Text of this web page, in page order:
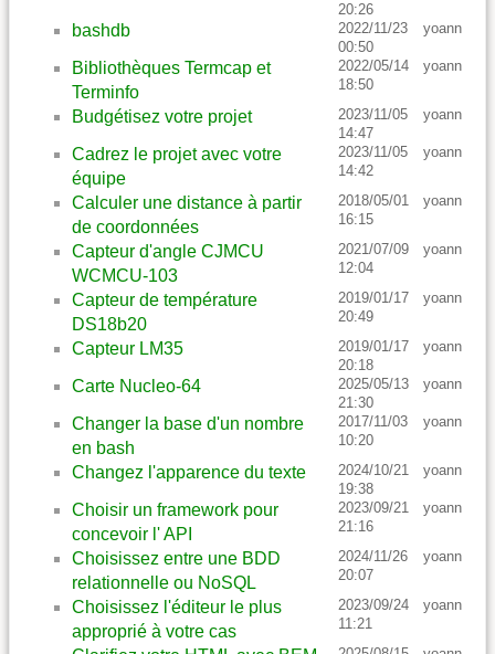
20:26
bashdb
2022/11/23
00:50
yoann
Bibliothèques Termcap et
Terminfo
2022/05/14
18:50
yoann
Budgétisez votre projet
2023/11/05
14:47
yoann
Cadrez le projet avec votre
équipe
2023/11/05
14:42
yoann
Calculer une distance à partir
de coordonnées
2018/05/01
16:15
yoann
Capteur d'angle CJMCU
WCMCU-103
2021/07/09
12:04
yoann
Capteur de température
DS18b20
2019/01/17
20:49
yoann
Capteur LM35
2019/01/17
20:18
yoann
Carte Nucleo-64
2025/05/13
21:30
yoann
Changer la base d'un nombre
en bash
2017/11/03
10:20
yoann
Changez l'apparence du texte
2024/10/21
19:38
yoann
Choisir un framework pour
concevoir l' API
2023/09/21
21:16
yoann
Choisissez entre une BDD
relationnelle ou NoSQL
2024/11/26
20:07
yoann
Choisissez l'éditeur le plus
approprié à votre cas
2023/09/24
11:21
yoann